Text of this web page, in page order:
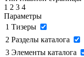
1 2 3 4
Параметры
1 Тизеры
2 Разделы каталога
3 Элементы каталога